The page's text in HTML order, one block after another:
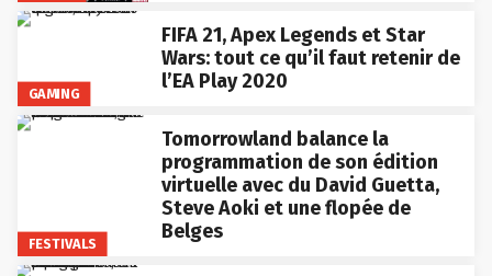
GAMING
FIFA 21, Apex Legends et Star
Wars: tout ce qu’il faut retenir de
l’EA Play 2020
FESTIVALS
Tomorrowland balance la
programmation de son édition
virtuelle avec du David Guetta,
Steve Aoki et une flopée de
Belges